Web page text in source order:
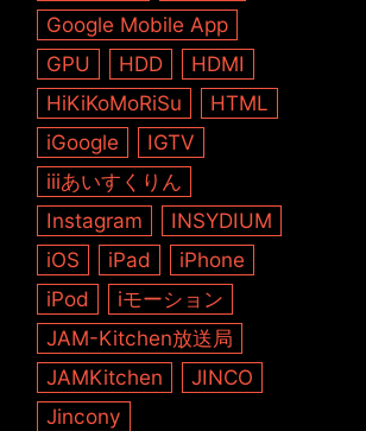
Google Mobile App
GPU
HDD
HDMI
HiKiKoMoRiSu
HTML
iGoogle
IGTV
iiiあいすくりん
Instagram
INSYDIUM
iOS
iPad
iPhone
iPod
iモーション
JAM-Kitchen放送局
JAMKitchen
JINCO
Jincony